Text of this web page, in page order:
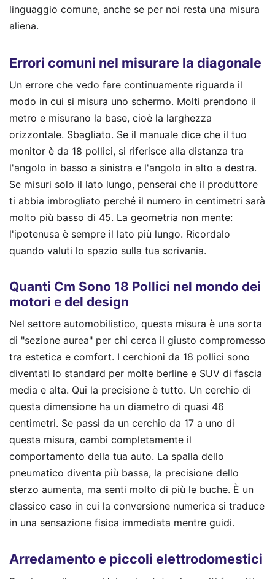
linguaggio comune, anche se per noi resta una misura
aliena.
Errori comuni nel misurare la diagonale
Un errore che vedo fare continuamente riguarda il
modo in cui si misura uno schermo. Molti prendono il
metro e misurano la base, cioè la larghezza
orizzontale. Sbagliato. Se il manuale dice che il tuo
monitor è da 18 pollici, si riferisce alla distanza tra
l'angolo in basso a sinistra e l'angolo in alto a destra.
Se misuri solo il lato lungo, penserai che il produttore
ti abbia imbrogliato perché il numero in centimetri sarà
molto più basso di 45. La geometria non mente:
l'ipotenusa è sempre il lato più lungo. Ricordalo
quando valuti lo spazio sulla tua scrivania.
Quanti Cm Sono 18 Pollici nel mondo dei
motori e del design
Nel settore automobilistico, questa misura è una sorta
di "sezione aurea" per chi cerca il giusto compromesso
tra estetica e comfort. I cerchioni da 18 pollici sono
diventati lo standard per molte berline e SUV di fascia
media e alta. Qui la precisione è tutto. Un cerchio di
questa dimensione ha un diametro di quasi 46
centimetri. Se passi da un cerchio da 17 a uno di
questa misura, cambi completamente il
comportamento della tua auto. La spalla dello
pneumatico diventa più bassa, la precisione dello
sterzo aumenta, ma senti molto di più le buche. È un
classico caso in cui la conversione numerica si traduce
in una sensazione fisica immediata mentre guidi.
Arredamento e piccoli elettrodomestici